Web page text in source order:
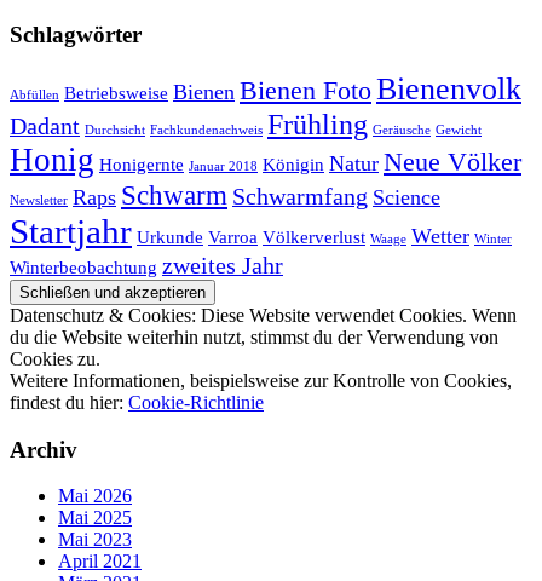
Schlagwörter
Abfüllen Betriebsweise Bienen Bienen FotoBienenvolk
Dadant Durchsicht Fachkundenachweis Frühling Geräusche Gewicht
Honig Honigernte Januar 2018 Königin Natur Neue Völker
Newsletter Raps Schwarm Schwarmfang Science
Startjahr Urkunde Varroa Völkerverlust Waage Wetter Winter
Winterbeobachtung zweites Jahr
Datenschutz & Cookies: Diese Website verwendet Cookies. Wenn
du die Website weiterhin nutzt, stimmst du der Verwendung von
Cookies zu.
Weitere Informationen, beispielsweise zur Kontrolle von Cookies,
findest du hier: Cookie-Richtlinie
Archiv
Mai 2026
Mai 2025
Mai 2023
April 2021